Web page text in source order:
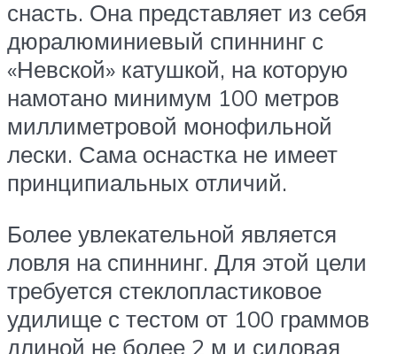
снасть. Она представляет из себя
дюралюминиевый спиннинг с
«Невской» катушкой, на которую
намотано минимум 100 метров
миллиметровой монофильной
лески. Сама оснастка не имеет
принципиальных отличий.
Более увлекательной является
ловля на спиннинг. Для этой цели
требуется стеклопластиковое
удилище с тестом от 100 граммов
длиной не более 2 м и силовая